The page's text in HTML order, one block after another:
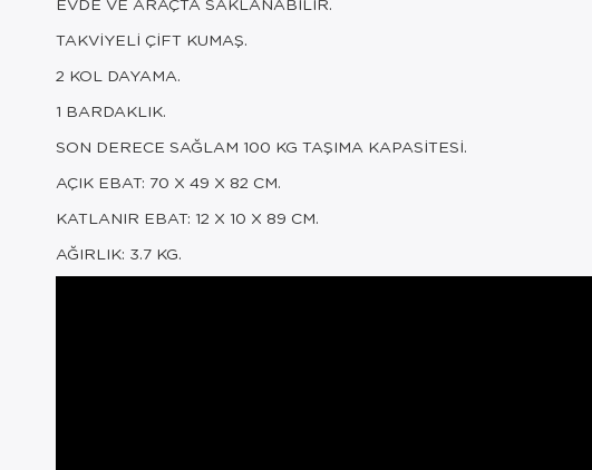
TAKVİYELİ ÇİFT KUMAŞ.
2 KOL DAYAMA.
1 BARDAKLIK.
SON DERECE SAĞLAM 100 KG TAŞIMA KAPASİTESİ.
AÇIK EBAT: 70 X 49 X 82 CM.
KATLANIR EBAT: 12 X 10 X 89 CM.
AĞIRLIK: 3.7 KG.